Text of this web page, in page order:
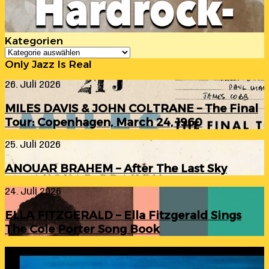
Kategorien
Kategorien
Only Jazz Is Real
MILES
&
JOHN
COLTRANE
The
Final
Tour:
Copenhagen,
March
24,
1960
26. Juli 2026
MILES DAVIS & JOHN COLTRANE – The Final
Tour: Copenhagen, March 24, 1960
ANOUAR
BRAHEM
–
After
The
Last
Sky
25. Juli 2026
ANOUAR BRAHEM – After The Last Sky
ELLA
FITZGERALD
–
Ella
Fitzgerald
24. Juli 2026
ELLA FITZGERALD – Ella Fitzgerald Sings
The Cole Porter Song Book